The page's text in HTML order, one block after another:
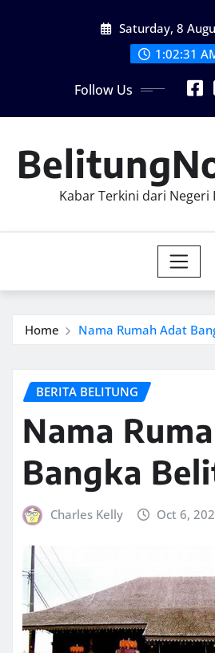
Saturday, 8
1:02:33
Follow Us
Kabar Terkini dari Negeri
Home Nama Rumah Adat
BERITA BELITUNG
Nama
Bangka
Charles Kelly Oct 6,